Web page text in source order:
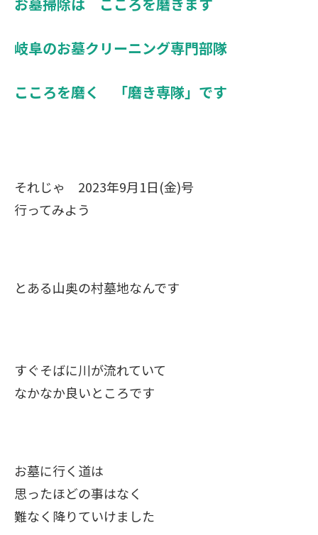
岐阜のお墓クリーニング専門部隊
こころを磨く 「磨き専隊」です
それじゃ 2023年9月1日(金)号
行ってみよう
とある山奥の村墓地なんです
すぐそばに川が流れていて
なかなか良いところです
お墓に行く道は
思ったほどの事はなく
難なく降りていけました